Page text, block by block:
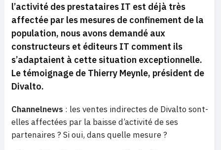
l’activité des prestataires IT est déjà très
affectée par les mesures de confinement de la
population, nous avons demandé aux
constructeurs et éditeurs IT comment ils
s’adaptaient à cette situation exceptionnelle.
Le témoignage de Thierry Meynle, président de
Divalto.
Channelnews : les ventes indirectes de Divalto sont-
elles affectées par la baisse d’activité de ses
partenaires ? Si oui, dans quelle mesure ?